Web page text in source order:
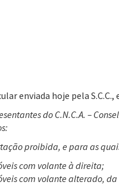
enviada hoje pela
do C.N.C.A. –
proibida, e para as
com volante à direita;
com volante alterado,